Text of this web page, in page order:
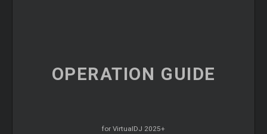
OPERATION GUIDE
for VirtualDJ 2025+